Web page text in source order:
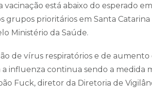
está abaixo do esperado em
grupos prioritários em Santa Catarina
Ministério da Saúde.
de vírus respiratórios e de aumento
influenza continua sendo a medida
Fuck, diretor da Diretoria de